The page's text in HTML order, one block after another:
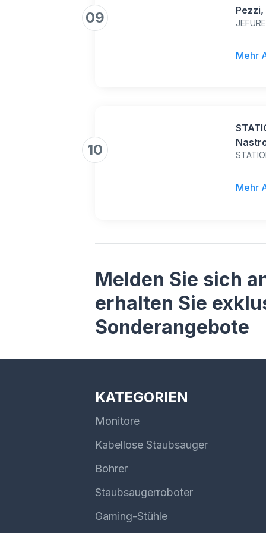
09 JEFURE
Mehr
10
Mehr
Melden Sie sich
erhalten Sie
Sonderangebote
KATEGORIEN
Monitore
Kabellose Staubsauger
Bohrer
Staubsaugerroboter
Gaming-Stühle